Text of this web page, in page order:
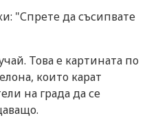
"Спрете да съсипвате
Това е картината по
които карат
на града да се